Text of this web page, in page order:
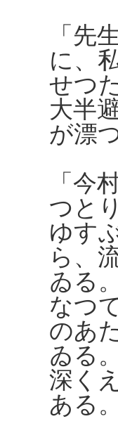
「先
に、
せつ
大半
が漂
「今
つと
ゆす
ら、
ゐる
なつ
のあ
ゐる
深く
ある。